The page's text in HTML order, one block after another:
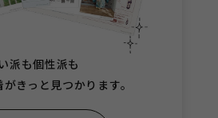
派も個性派も
きっと見つかります。